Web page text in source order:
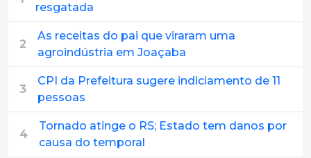
resgatada
2
As receitas do pai que viraram uma
agroindústria em Joaçaba
3
CPI da Prefeitura sugere indiciamento de 11
pessoas
4
Tornado atinge o RS; Estado tem danos por
causa do temporal